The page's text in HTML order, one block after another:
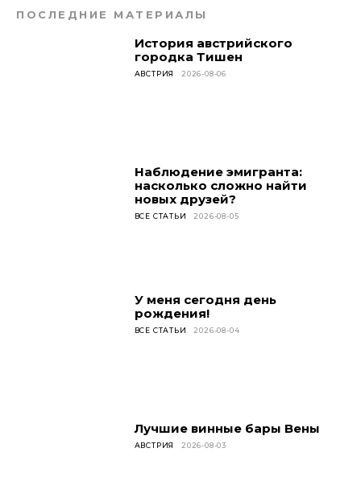
ПОСЛЕДНИЕ МАТЕРИАЛЫ
История австрийского
городка Тишен
АВСТРИЯ 2026-08-06
Наблюдение эмигранта:
насколько сложно найти
новых друзей?
ВСЕ СТАТЬИ 2026-08-05
У меня сегодня день
рождения!
ВСЕ СТАТЬИ 2026-08-04
Лучшие винные бары Вены
АВСТРИЯ 2026-08-03